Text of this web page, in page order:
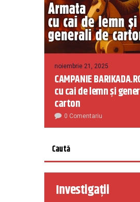
noiembrie 21, 2025
CAMPANIE
cu cai de lemn și
carton
0 Comentariu
Investigații